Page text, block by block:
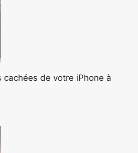
de votre iPhone à